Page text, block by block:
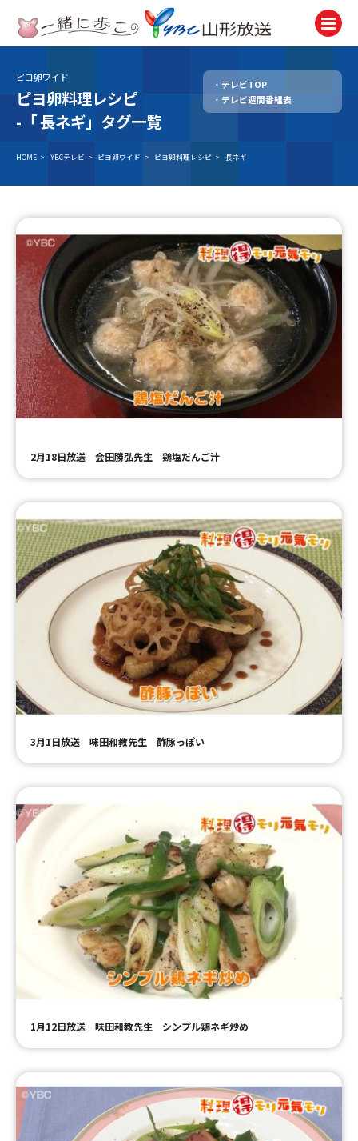
テレビ
TV
ニュース
アナウンサー
イベント
Event
試写会・プレゼント
Present
ＹＢＣオンデマンド
ピヨ卵ワイド
ピヨ卵料理レシピ
-「長ネギ」タグ一覧
テレビTOP
テレビ週間番組表
HOME > YBCテレビ > ピヨ卵ワイド > ピヨ卵料理レシピ > 長ネギ
2月18日放送 会田勝弘先生 鶏塩だんご汁
3月1日放送 味田和教先生 酢豚っぽい
1月12日放送 味田和教先生 シンプル鶏ネギ炒め